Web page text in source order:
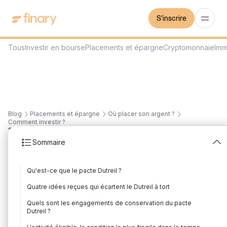
S'inscrire
TousInvestir en boursePlacements et épargneCryptomonnaie
Blog Placements et épargne
Où placer son argent ?
Comment investir ?
Sommaire
Qu'est-ce que le pacte Dutreil ?
Quatre idées reçues qui écartent le Dutreil à tort
Quels sont les engagements de conservation du pacte
Dutreil ?
21
engagements de
conservation, fonction